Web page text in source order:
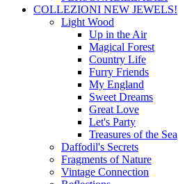
COLLEZIONI NEW JEWELS!
Light Wood
Up in the Air
Magical Forest
Country Life
Furry Friends
My England
Sweet Dreams
Great Love
Let's Party
Treasures of the Sea
Daffodil's Secrets
Fragments of Nature
Vintage Connection